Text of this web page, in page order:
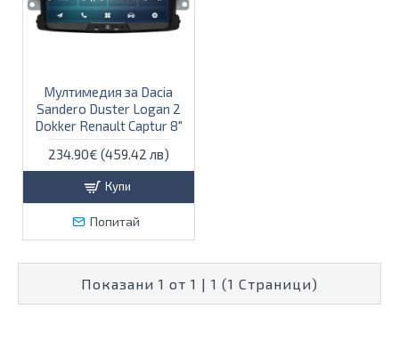
Мултимедия за Dacia
Sandero Duster Logan 2
Dokker Renault Captur 8"
234.90€ (459.42 лв)
Купи
Попитай
Показани 1 от 1 | 1 (1 Страници)